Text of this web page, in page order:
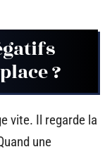
?
vite. Il regarde la
une